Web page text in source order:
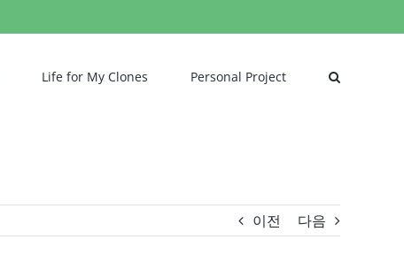
Life for My Clones Personal Project
이전 다음